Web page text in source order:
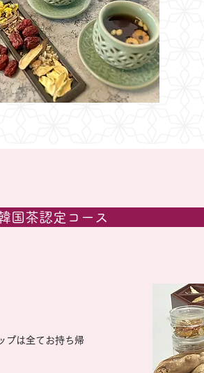
国茶認定コース
プは全てお持ち帰